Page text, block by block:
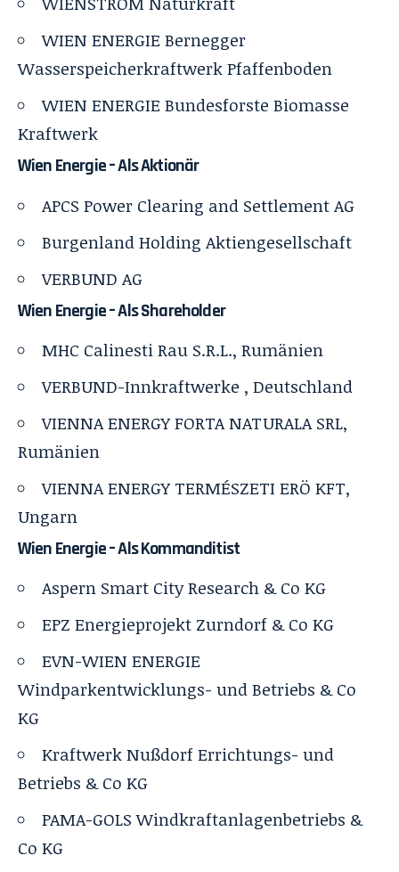
WIEN ENERGIE Bernegger
Wasserspeicherkraftwerk Pfaffenboden
WIEN ENERGIE Bundesforste Biomasse
Kraftwerk
Wien Energie – Als Aktionär
APCS Power Clearing and Settlement AG
Burgenland Holding Aktiengesellschaft
VERBUND AG
Wien Energie – Als Shareholder
MHC Calinesti Rau S.R.L., Rumänien
VERBUND-Innkraftwerke , Deutschland
VIENNA ENERGY FORTA NATURALA SRL,
Rumänien
VIENNA ENERGY TERMÉSZETI ERÖ KFT,
Ungarn
Wien Energie – Als Kommanditist
Aspern Smart City Research & Co KG
EPZ Energieprojekt Zurndorf & Co KG
EVN-WIEN ENERGIE
Windparkentwicklungs- und Betriebs & Co
KG
Kraftwerk Nußdorf Errichtungs- und
Betriebs & Co KG
PAMA-GOLS Windkraftanlagenbetriebs &
Co KG